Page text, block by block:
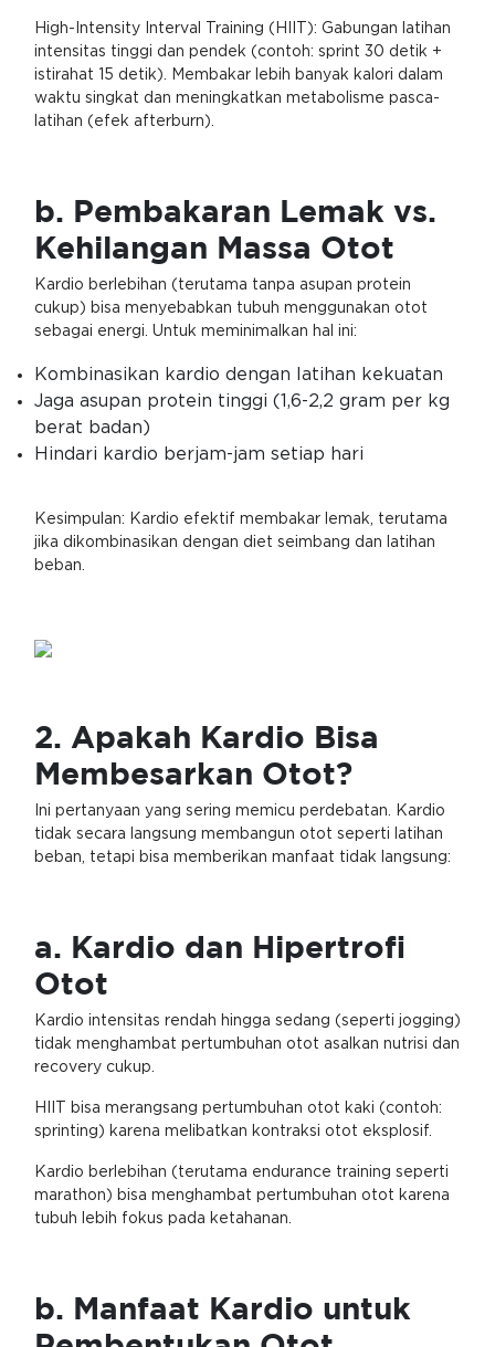
High-Intensity Interval Training (HIIT): Gabungan latihan
intensitas tinggi dan pendek (contoh: sprint 30 detik +
istirahat 15 detik). Membakar lebih banyak kalori dalam
waktu singkat dan meningkatkan metabolisme pasca-
latihan (efek afterburn).
b. Pembakaran Lemak vs.
Kehilangan Massa Otot
Kardio berlebihan (terutama tanpa asupan protein
cukup) bisa menyebabkan tubuh menggunakan otot
sebagai energi. Untuk meminimalkan hal ini:
Kombinasikan kardio dengan latihan kekuatan
Jaga asupan protein tinggi (1,6-2,2 gram per kg
berat badan)
Hindari kardio berjam-jam setiap hari
Kesimpulan: Kardio efektif membakar lemak, terutama
jika dikombinasikan dengan diet seimbang dan latihan
beban.
2. Apakah Kardio Bisa
Membesarkan Otot?
Ini pertanyaan yang sering memicu perdebatan. Kardio
tidak secara langsung membangun otot seperti latihan
beban, tetapi bisa memberikan manfaat tidak langsung:
a. Kardio dan Hipertrofi
Otot
Kardio intensitas rendah hingga sedang (seperti jogging)
tidak menghambat pertumbuhan otot asalkan nutrisi dan
recovery cukup.
HIIT bisa merangsang pertumbuhan otot kaki (contoh:
sprinting) karena melibatkan kontraksi otot eksplosif.
Kardio berlebihan (terutama endurance training seperti
marathon) bisa menghambat pertumbuhan otot karena
tubuh lebih fokus pada ketahanan.
b. Manfaat Kardio untuk